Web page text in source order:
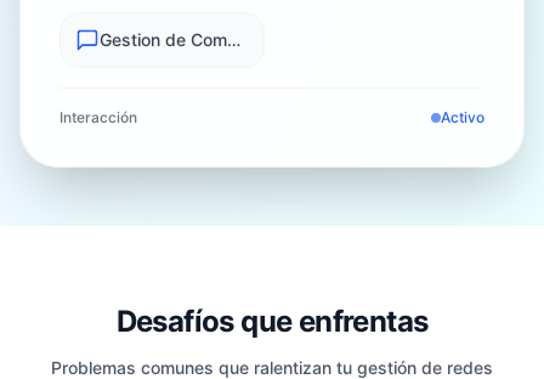
Gestion de Comentarios
Interacción Activo
Desafíos que enfrentas
Problemas comunes que ralentizan tu gestión de redes